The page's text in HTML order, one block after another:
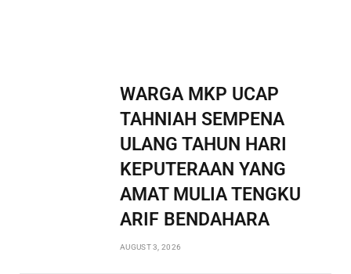
WARGA MKP UCAP
TAHNIAH SEMPENA
ULANG TAHUN HARI
KEPUTERAAN YANG
AMAT MULIA TENGKU
ARIF BENDAHARA
AUGUST 3, 2026